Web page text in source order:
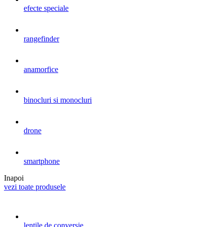
efecte speciale
rangefinder
anamorfice
binocluri si monocluri
drone
smartphone
Inapoi
vezi toate produsele
lentile de conversie